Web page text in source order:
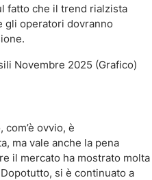
fatto che il trend rialzista
gli operatori dovranno
ovvio, è
ma vale anche la pena
il mercato ha mostrato molta
si è continuato a